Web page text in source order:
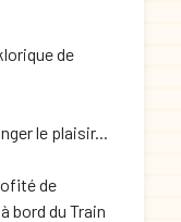
de
le plaisir...
de
bord du Train